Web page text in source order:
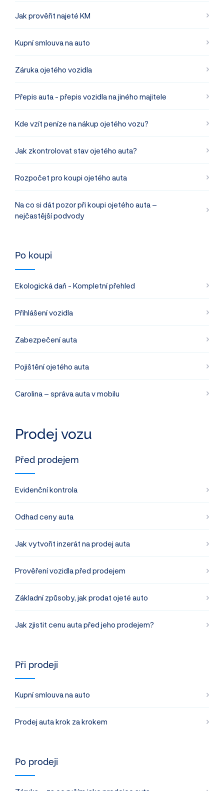
Jak prověřit najeté KM
Kupní smlouva na auto
Záruka ojetého vozidla
Přepis auta - přepis vozidla na jiného majitele
Kde vzít peníze na nákup ojetého vozu?
Jak zkontrolovat stav ojetého auta?
Rozpočet pro koupi ojetého auta
Na co si dát pozor při koupi ojetého auta –
nejčastější podvody
Po koupi
Ekologická daň - Kompletní přehled
Přihlášení vozidla
Zabezpečení auta
Pojištění ojetého auta
Carolina – správa auta v mobilu
Prodej vozu
Před prodejem
Evidenční kontrola
Odhad ceny auta
Jak vytvořit inzerát na prodej auta
Prověření vozidla před prodejem
Základní způsoby, jak prodat ojeté auto
Jak zjistit cenu auta před jeho prodejem?
Při prodeji
Kupní smlouva na auto
Prodej auta krok za krokem
Po prodeji